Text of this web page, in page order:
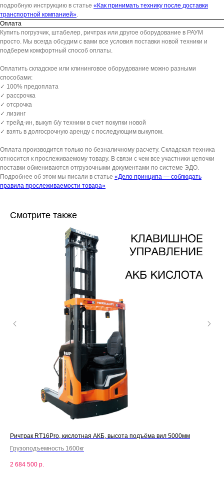
подробную инструкцию в статье «Как принимать технику после доставки
транспортной компанией»
Оплата
Купить погрузчик, штабелер, ричтрак или другое оборудование в РАУМ
просто. Мы всегда обсудим с вами все условия поставки новой техники и
подберем комфортный способ оплаты.
Оплатить складское или клининговое оборудование можно разными
способами:
✓ 100% предоплата
✓ рассрочка
✓ отсрочка
✓ лизинг
✓ трейд-ин, выкуп б/у техники в счет покупки новой
✓ взять в долгосрочную аренду с последующим выкупом.
Оплата производится только по безналичному расчету. Складская техника
относится к прослеживаемому товару. В связи с чем все участники цепочки
поставки обмениваются отгрузочными документами по системе ЭДО.
Подробнее об этом мы писали в статье «Дело принципа — соблюдать
правила прослеживаемости товара»
Смотрите также
Ричтрак RT16Pro, кислотная АКБ, высота подъёма вил 5000мм
Грузоподъемность 1600кг
2 684 500 р.